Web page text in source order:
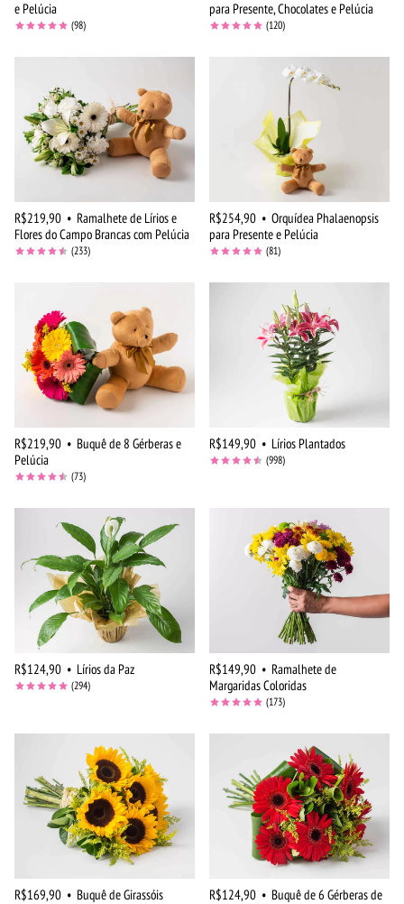
e Pelúcia
(98)
para Presente, Chocolates e Pelúcia
(120)
R$219,90 • Ramalhete de Lírios e
Flores do Campo Brancas com Pelúcia
(233)
R$254,90 • Orquídea Phalaenopsis
para Presente e Pelúcia
(81)
R$219,90 • Buquê de 8 Gérberas e
Pelúcia
(73)
R$149,90 • Lírios Plantados
(998)
R$124,90 • Lírios da Paz
(294)
R$149,90 • Ramalhete de
Margaridas Coloridas
(173)
R$169,90 • Buquê de Girassóis R$124,90 • Buquê de 6 Gérberas de